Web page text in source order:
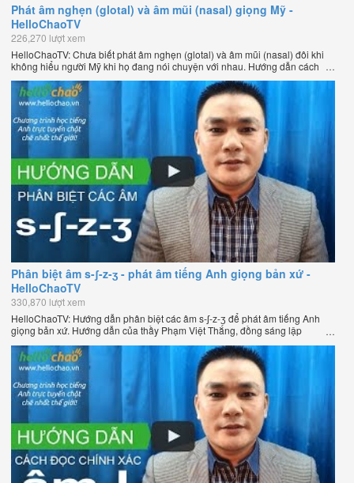
Phát âm nghẹn (glotal) và âm mũi (nasal) giọng Mỹ -
HelloChaoTV
226,270 lượt xem
HelloChaoTV: Chưa biết phát âm nghẹn (glotal) và âm mũi (nasal) đôi khi
không hiểu người Mỹ khi họ đang nói chuyện với nhau. Hướng dẫn cách
phát âm tiếng Anh giọng Mỹ theo phương pháp đọc tách ghép âm đặc biệt
của thầy Phạm Việt Thắng, đồng sáng lập HelloChao.vn - Chương trình
dạy tiếng Anh trực tuyến chặt chẽ nhất thế giới.
Phân biệt âm s-ʃ-z-ʒ - phát âm tiếng Anh giọng bản xứ -
HelloChaoTV
330,870 lượt xem
HelloChaoTV: Hướng dẫn phân biệt các âm s-ʃ-z-ʒ để phát âm tiếng Anh
giọng bản xứ. Hướng dẫn của thầy Phạm Việt Thắng, đồng sáng lập
giới.